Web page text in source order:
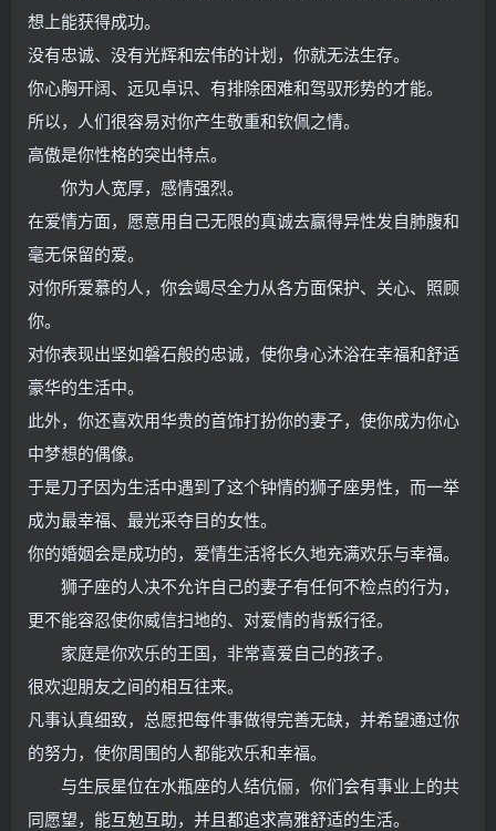
想上能获得成功。
没有忠诚、没有光辉和宏伟的计划，你就无法生存。
你心胸开阔、远见卓识、有排除困难和驾驭形势的才能。
所以，人们很容易对你产生敬重和钦佩之情。
高傲是你性格的突出特点。
你为人宽厚，感情强烈。
在爱情方面，愿意用自己无限的真诚去赢得异性发自肺腹和
毫无保留的爱。
对你所爱慕的人，你会竭尽全力从各方面保护、关心、照顾
你。
对你表现出坚如磐石般的忠诚，使你身心沐浴在幸福和舒适
豪华的生活中。
此外，你还喜欢用华贵的首饰打扮你的妻子，使你成为你心
中梦想的偶像。
于是刀子因为生活中遇到了这个钟情的狮子座男性，而一举
成为最幸福、最光采夺目的女性。
你的婚姻会是成功的，爱情生活将长久地充满欢乐与幸福。
狮子座的人决不允许自己的妻子有任何不检点的行为，
更不能容忍使你威信扫地的、对爱情的背叛行径。
家庭是你欢乐的王国，非常喜爱自己的孩子。
很欢迎朋友之间的相互往来。
凡事认真细致，总愿把每件事做得完善无缺，并希望通过你
的努力，使你周围的人都能欢乐和幸福。
与生辰星位在水瓶座的人结伉俪，你们会有事业上的共
同愿望，能互勉互助，并且都追求高雅舒适的生活。